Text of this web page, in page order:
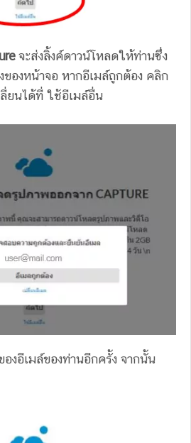
จะส่งลิ้งค์ดาวน์โหลดให้ท่านซึ่ง
องหน้าจอ หากอีเมล์ถูกต้อง คลิก
ยนได้ที่ ใช้อีเมล์อื่น
งอีเมล์ของท่านอีกครั้ง จากนั้น